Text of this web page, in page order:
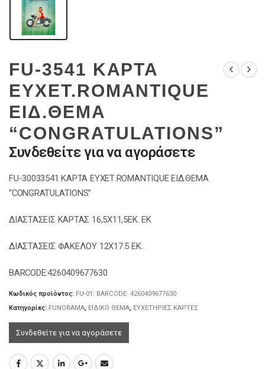
FU-3541 ΚΑΡΤΑ
ΕΥΧΕΤ.ROMANTIQUE
ΕΙΔ.ΘΕΜΑ
“CONGRATULATIONS”
Συνδεθείτε για να αγοράσετε
FU-30033541 ΚΑΡΤΑ ΕΥΧΕΤ.ROMANTIQUE ΕΙΔ.ΘΕΜΑ
“CONGRATULATIONS”
ΔΙΑΣΤΑΣΕΙΣ ΚΑΡΤΑΣ 16,5Χ11,5ΕΚ. ΕΚ
ΔΙΑΣΤΑΣΕΙΣ ΦΑΚΕΛΟΥ 12Χ17.5 ΕΚ.
BARCODE:4260409677630
Κωδικός προϊόντος: FU-01: BARCODE: 4260409677630
Κατηγορίες: FUNORAMA, ΕΙΔΙΚΟ ΘΕΜΑ, ΕΥΧΕΤΗΡΙΕΣ ΚΑΡΤΕΣ
Συνδεθείτε για να αγοράσετε